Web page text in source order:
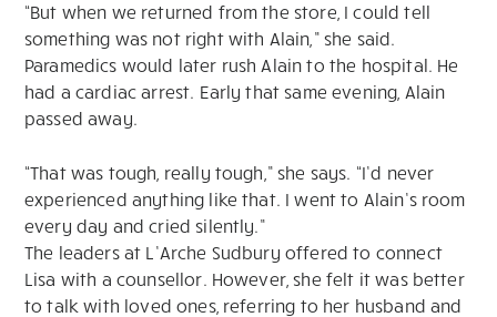
“But when we returned from the store, I could tell
something was not right with Alain,” she said.
Paramedics would later rush Alain to the hospital. He
had a cardiac arrest. Early that same evening, Alain
passed away.
“That was tough, really tough,” she says. “I’d never
experienced anything like that. I went to Alain’s room
every day and cried silently.”
The leaders at L’Arche Sudbury offered to connect
Lisa with a counsellor. However, she felt it was better
to talk with loved ones, referring to her husband and